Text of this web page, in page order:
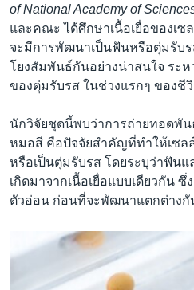
of National Academy of
และคณะ ได้ศึกษาเนื้อเยื่อของเ
จะมีการพัฒนาเป็นฟันหรือตุ่มรับ
โยงสัมพันธ์กันอย่างน่าสนใจ ระห
ของตุ่มรับรส ในช่วงแรกๆ ของชี
นักวิจัยชุดนี้พบว่าการถ่ายทอดพัน
หมอสี คือปัจจัยสำคัญที่ทำให้เซ
หรือเป็นตุ่มรับรส โดยระบุว่าฟัน
เกิดมาจากเนื้อเยื่อแบบเดียวกัน
ตัวอ่อน ก่อนที่จะพัฒนาแตกต่างกั